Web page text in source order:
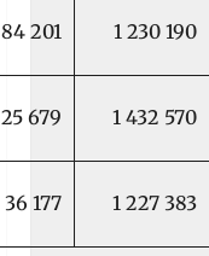
84 201 1 230 190
25 679 1 432 570
36 177 1 227 383